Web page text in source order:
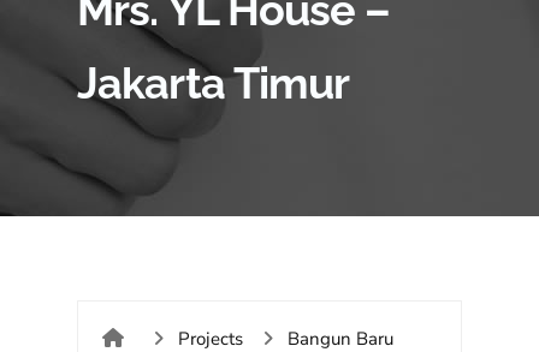
Jakarta Timur
Projects
Bangun Baru